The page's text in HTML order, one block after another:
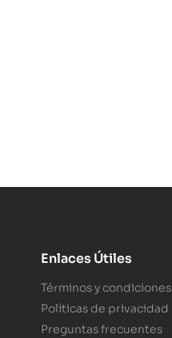
Enlaces Útiles
Términos y condiciones
Políticas de privacidad
Preguntas frecuentes